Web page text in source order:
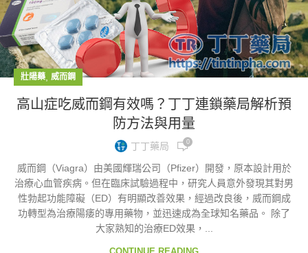
壯陽藥 威而鋼
高山症吃威而鋼有效嗎？丁丁連鎖藥局解析預
防方法與用量
丁丁藥局 0
威而鋼（Viagra）由美國輝瑞公司（Pfizer）開發，原本設計用於
治療心血管疾病。但在臨床試驗過程中，研究人員意外發現其對男
性勃起功能障礙（ED）有明顯改善效果，經過改良後，威而鋼成
功轉型為治療陽痿的專用藥物，並迅速成為全球知名藥品。 除了
大家熟知的治療ED效果，...